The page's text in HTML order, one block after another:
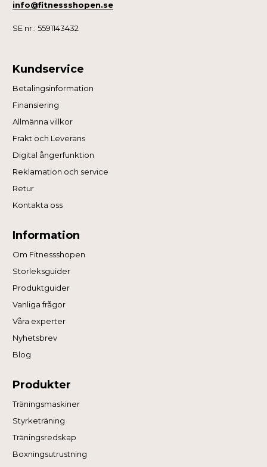
info@fitnessshopen.se
SE nr.: 5591143432
Kundservice
Betalingsinformation
Finansiering
Allmänna villkor
Frakt och Leverans
Digital ångerfunktion
Reklamation och service
Retur
Kontakta oss
Information
Om Fitnessshopen
Storleksguider
Produktguider
Vanliga frågor
Våra experter
Nyhetsbrev
Blog
Produkter
Träningsmaskiner
Styrketräning
Träningsredskap
Boxningsutrustning